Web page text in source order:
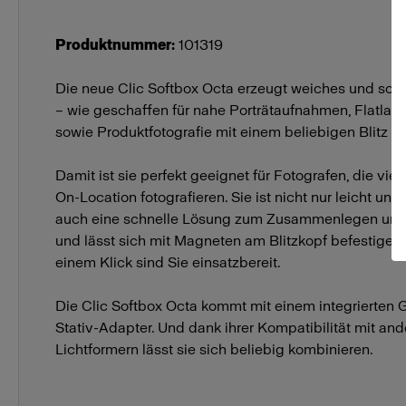
Produktnummer: 101319
Die neue Clic Softbox Octa erzeugt weiches und
– wie geschaffen für nahe Porträtaufnahmen, Flatlay
sowie Produktfotografie mit einem beliebigen Blitz
Damit ist sie perfekt geeignet für Fotografen, die
On-Location fotografieren. Sie ist nicht nur leicht und
auch eine schnelle Lösung zum Zusammenlegen
und lässt sich mit Magneten am Blitzkopf befestigen.
einem Klick sind Sie einsatzbereit.
Die Clic Softbox Octa kommt mit einem integrierten
Stativ-Adapter. Und dank ihrer Kompatibilität mit
Lichtformern lässt sie sich beliebig kombinieren.